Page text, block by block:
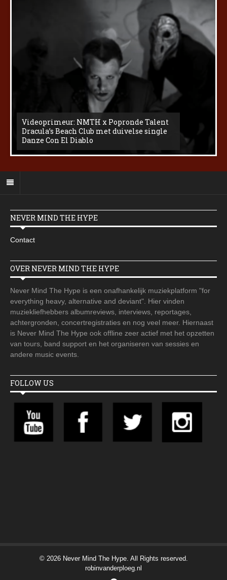
Videoprimeur: NMTH x Popronde Talent
Dracula’s Beach Club met duivelse single
Danze Con El Diablo
NEVER MIND THE HYPE
Contact
OVER NEVER MIND THE HYPE
Never Mind The Hype is een onafhankelijk muziekplatform "for
everything heavy, alternative and deviant". Hier vinden
muziekliefhebbers albumreviews, interviews, reportages,
achtergronden, concertregistraties en nog veel meer. Hiernaast
is Never Mind The Hype ook offline zeer actief met het opzetten
van tours, band support en het organiseren van sessies en
andere music events.
FOLLOW US
© 2026 Never Mind The Hype. All Rights reserved.
robinvanderploeg.nl